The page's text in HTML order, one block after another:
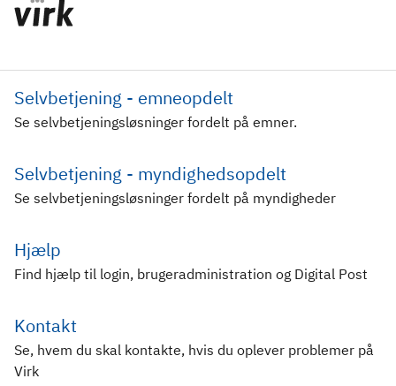
Selvbetjening - emneopdelt
Se selvbetjeningsløsninger fordelt på emner.
Selvbetjening - myndighedsopdelt
Se selvbetjeningsløsninger fordelt på myndigheder
Hjælp
Find hjælp til login, brugeradministration og Digital Post
Kontakt
Se, hvem du skal kontakte, hvis du oplever problemer på
Virk